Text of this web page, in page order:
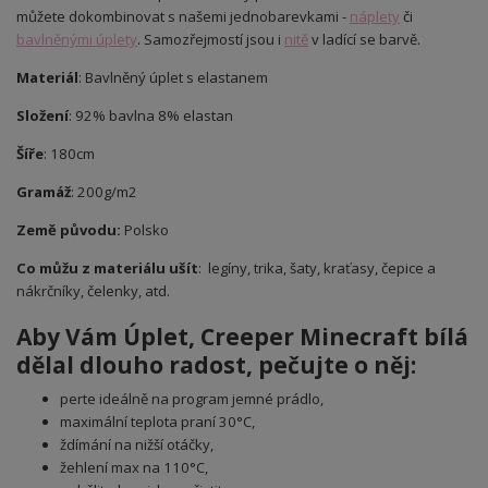
můžete dokombinovat s našemi jednobarevkami - náplety či
bavlněnými úplety. Samozřejmostí jsou i nitěv ladící se barvě.
Materiál: Bavlněný úplet s elastanem
Složení: 92% bavlna 8% elastan
Šíře: 180cm
Gramáž: 200g/m2
Země původu: Polsko
Co můžu z materiálu ušít: legíny, trika, šaty, kraťasy, čepice a
nákrčníky, čelenky, atd.
Aby Vám Úplet, Creeper Minecraft bílá
dělal dlouho radost, pečujte o něj:
perte ideálně na program jemné prádlo,
maximální teplota praní 30°C,
ždímání na nižší otáčky,
žehlení max na 110°C,